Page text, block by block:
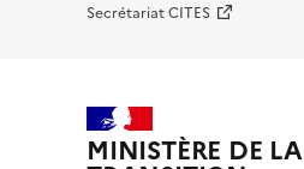
Secrétariat CITES
MINISTÈRE DE LA